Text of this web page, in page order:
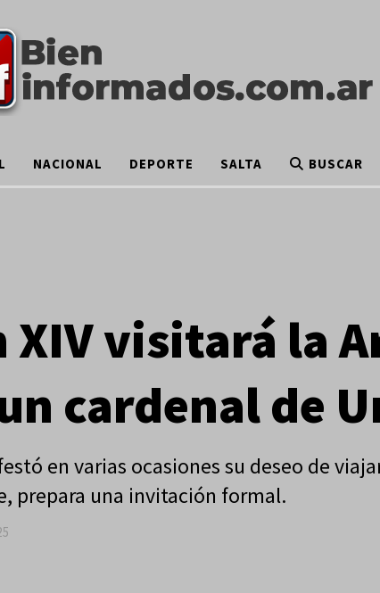
NACIONAL DEPORTE SALTA BUSCAR
XIV visitará la
cardenal de
en varias ocasiones su deseo de
prepara una invitación formal.